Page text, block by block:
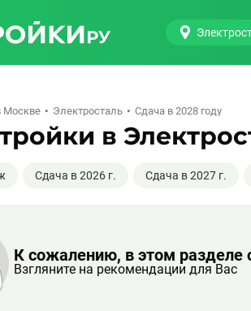
Москве Электросталь Сдача в 2028 году
в
Сдача в 2026 г. Сдача в 2027 г.
К сожалению, в этом разделе
Взгляните на рекомендации для Вас